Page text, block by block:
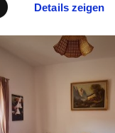
Details zeigen